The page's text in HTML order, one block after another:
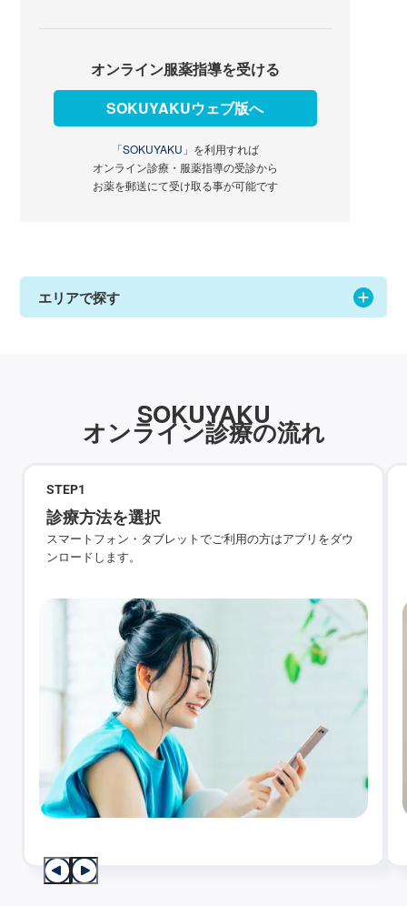
オンライン服薬指導を受ける
SOKUYAKUウェブ版へ
「SOKUYAKU」 を利用すれば
オンライン診療・服薬指導の受診から
お薬を郵送にて受け取る事が可能です
エリアで探す
SOKUYAKU
オンライン診療の流れ
STEP1
診療方法を選択
スマートフォン・タブレットでご利用の方はアプリをダウ
ンロードします。